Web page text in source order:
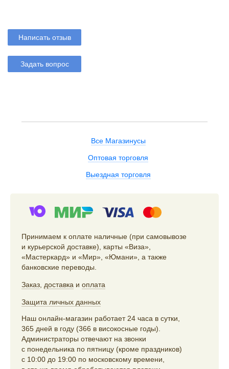
Написать отзыв
Задать вопрос
Все Магазинусы
Оптовая торговля
Выездная торговля
Принимаем к оплате наличные (при самовывозе
и курьерской доставке), карты «Виза»,
«Мастеркард» и «Мир», «Юмани», а также
банковские переводы.
Заказ доставка и оплата
Защита личных данных
Наш онлайн-магазин работает 24 часа в сутки,
365 дней в году (366 в високосные годы).
Администраторы отвечают на звонки
с понедельника по пятницу (кроме праздников)
с 10:00 до 19:00 по московскому времени,